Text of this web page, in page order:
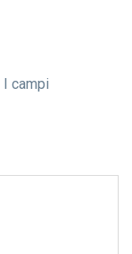
I campi